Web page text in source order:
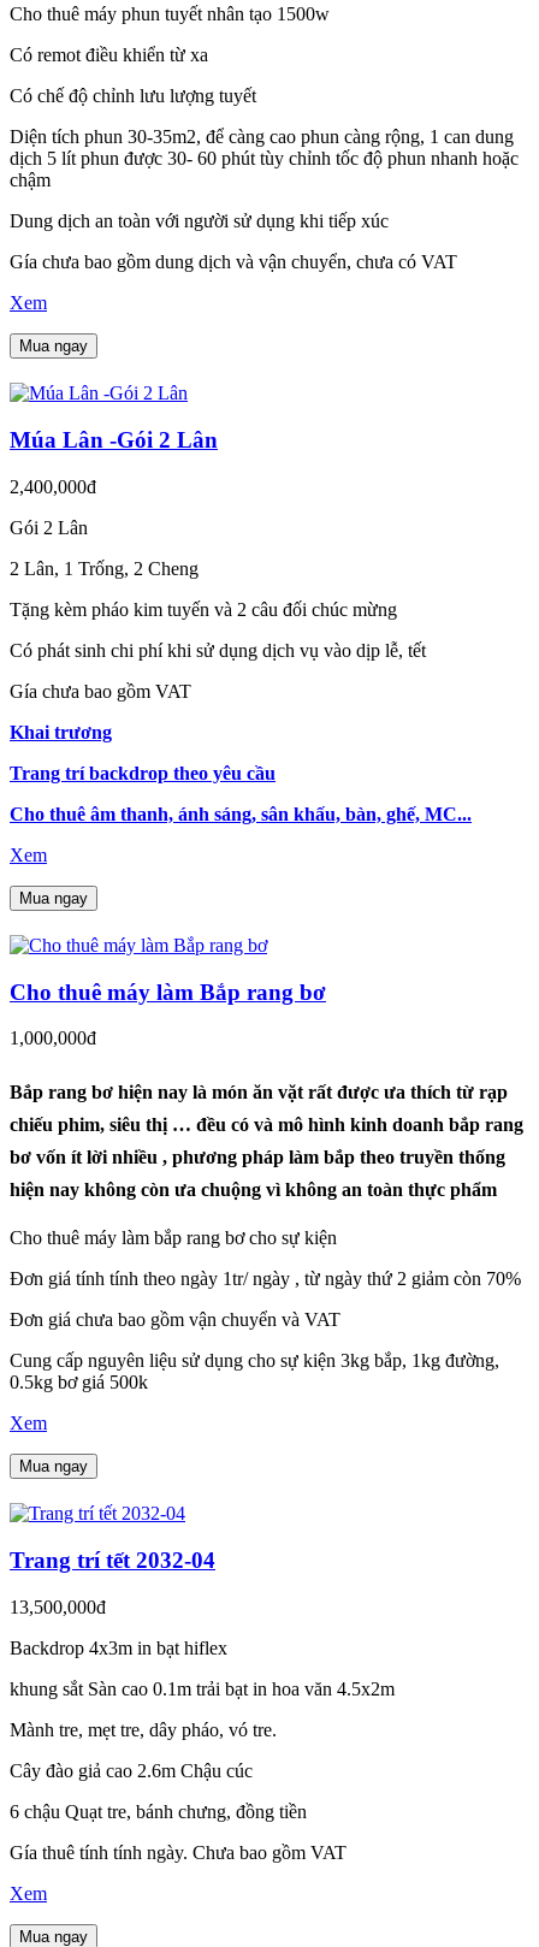
Cho thuê máy phun tuyết nhân tạo 1500w
Có remot điều khiển từ xa
Có chế độ chỉnh lưu lượng tuyết
Diện tích phun 30-35m2, để càng cao phun càng rộng, 1 can dung
dịch 5 lít phun được 30- 60 phút tùy chỉnh tốc độ phun nhanh hoặc
chậm
Dung dịch an toàn với người sử dụng khi tiếp xúc
Gía chưa bao gồm dung dịch và vận chuyển, chưa có VAT
Xem
Mua ngay
Múa Lân -Gói 2 Lân
2,400,000đ
Gói 2 Lân
2 Lân, 1 Trống, 2 Cheng
Tặng kèm pháo kim tuyến và 2 câu đối chúc mừng
Có phát sinh chi phí khi sử dụng dịch vụ vào dịp lễ, tết
Gía chưa bao gồm VAT
Khai trương
Trang trí backdrop theo yêu cầu
Cho thuê âm thanh, ánh sáng, sân khấu, bàn, ghế, MC...
Xem
Mua ngay
Cho thuê máy làm Bắp rang bơ
1,000,000đ
Bắp rang bơ hiện nay là món ăn vặt rất được ưa thích từ rạp
chiếu phim, siêu thị … đều có và mô hình kinh doanh bắp rang
bơ vốn ít lời nhiều , phương pháp làm bắp theo truyền thống
hiện nay không còn ưa chuộng vì không an toàn thực phẩm
Cho thuê máy làm bắp rang bơ cho sự kiện
Đơn giá tính tính theo ngày 1tr/ ngày , từ ngày thứ 2 giảm còn 70%
Đơn giá chưa bao gồm vận chuyển và VAT
Cung cấp nguyên liệu sử dụng cho sự kiện 3kg bắp, 1kg đường,
0.5kg bơ giá 500k
Xem
Mua ngay
Trang trí tết 2032-04
13,500,000đ
Backdrop 4x3m in bạt hiflex
khung sắt Sàn cao 0.1m trải bạt in hoa văn 4.5x2m
Mành tre, mẹt tre, dây pháo, vó tre.
Cây đào giả cao 2.6m Chậu cúc
6 chậu Quạt tre, bánh chưng, đồng tiền
Gía thuê tính tính ngày. Chưa bao gồm VAT
Xem
Mua ngay